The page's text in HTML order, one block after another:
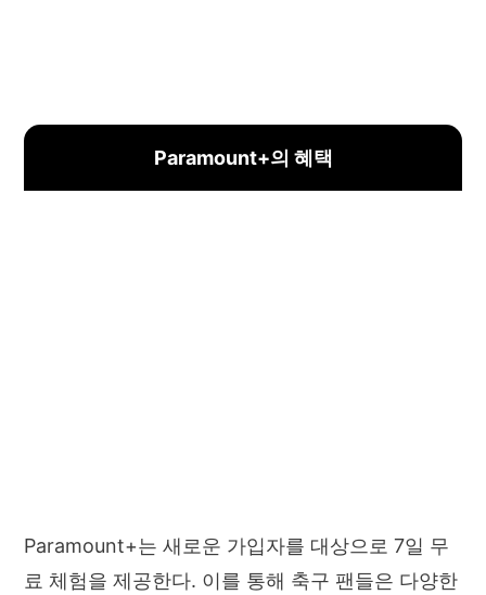
Paramount+의 혜택
Paramount+는 새로운 가입자를 대상으로 7일 무
료 체험을 제공한다. 이를 통해 축구 팬들은 다양한